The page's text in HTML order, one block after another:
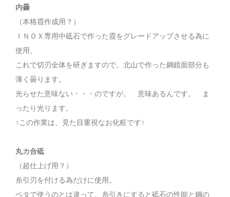
内曇
（本格霞作成用？）
ＩＮＯＸ専用中砥石で作った霞をグレードアップさせる為に
使用。
これで切刃全体を研ぎますので、北山で作った鋼鏡面部分も
薄く曇ります。
光らせた意味ない・・・のですが。 意味あるんです。 ま
ったり光ります。
↑この作業は、見た目重視なお化粧です↑
丸カ合砥
（超仕上げ用？）
糸引刃を付ける為だけに使用。
ベタで使うのとは違って、糸引きにすると砥石の性能と鋼の